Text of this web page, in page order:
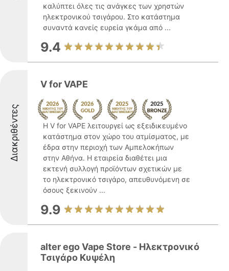
καλύπτει όλες τις ανάγκες των χρηστών
ηλεκτρονικού τσιγάρου. Στο κατάστημα
συναντά κανείς ευρεία γκάμα από ...
9.4
Διακριθέντες
V for VAPE
Η V for VAPE λειτουργεί ως εξειδικευμένο
κατάστημα στον χώρο του ατμίσματος, με
έδρα στην περιοχή των Αμπελοκήπων
στην Αθήνα. Η εταιρεία διαθέτει μια
εκτενή συλλογή προϊόντων σχετικών με
το ηλεκτρονικό τσιγάρο, απευθυνόμενη σε
όσους ξεκινούν ...
9.9
alter ego Vape Store - Ηλεκτρονικό
Τσιγάρο Κυψέλη